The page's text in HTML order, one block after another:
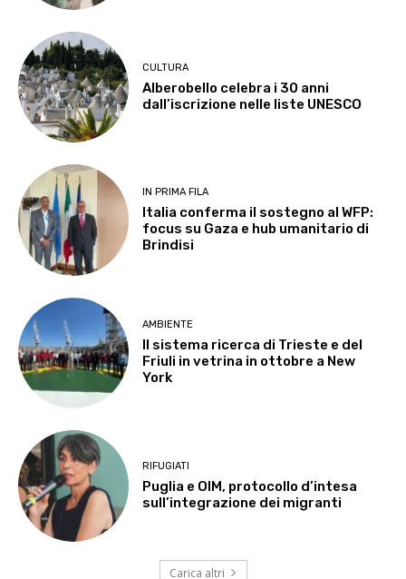
CULTURA
Alberobello celebra i 30 anni
dall’iscrizione nelle liste UNESCO
IN PRIMA FILA
Italia conferma il sostegno al WFP:
focus su Gaza e hub umanitario di
Brindisi
AMBIENTE
Il sistema ricerca di Trieste e del
Friuli in vetrina in ottobre a New
York
RIFUGIATI
Puglia e OIM, protocollo d’intesa
sull’integrazione dei migranti
Carica altri